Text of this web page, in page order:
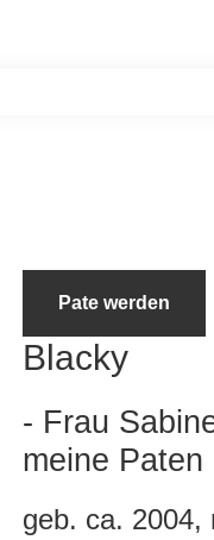
Pate werden
Blacky
- Frau
meine Paten
geb. ca. 2004,